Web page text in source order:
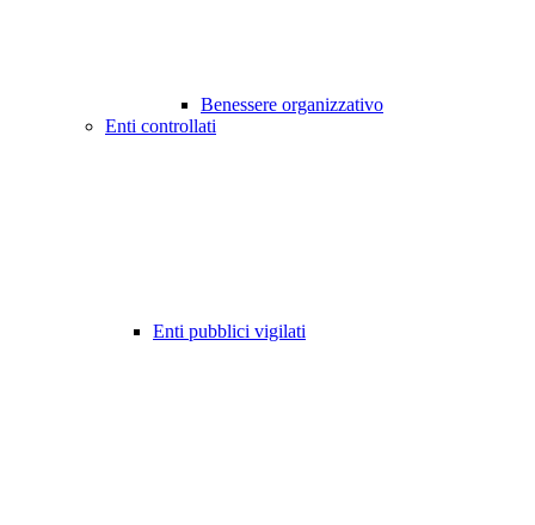
Benessere organizzativo
Enti controllati
Enti pubblici vigilati